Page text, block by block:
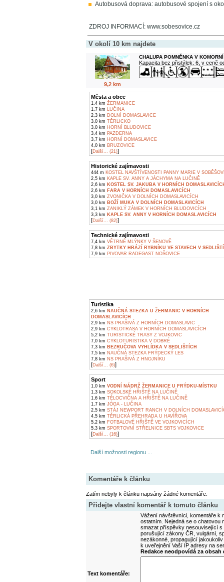
Autobusová doprava: autobusové spojení s
ZDROJ INFORMACÍ: www.sobesovice.cz
V okolí 10 km najdete
9,2 km
CHALUPA POMNĚNKA V
Kapacita bez přistýlek: 6, v ceně
Města a obce
1,4 km ŽERMANICE
1,7 km LUČINA
2,3 km DOLNÍ DOMASLAVICE
3,0 km TĚRLICKO
3,0 km HORNÍ BLUDOVICE
3,4 km PAZDERNA
3,7 km HORNÍ DOMASLAVICE
4,0 km BRUZOVICE
[Další... (21)]
Historické zajímavosti
444 m KOSTEL NAVŠTÍVENOSTI PANNY MARIE V
2,5 km KAPLE SV. ANNY A JÁCHYMA NA LUČINĚ
2,6 km KOSTEL SV. JAKUBA V HORNÍCH
2,6 km FARA V HORNÍCH DOMASLAVICÍCH
3,0 km ZVONIČKA V DOLNÍCH DOMASLAVICÍCH
3,0 km BOŽÍ MUKA V DOLNÍCH DOMASLAVICÍCH
3,1 km ZANIKLÝ ZÁMEK V HORNÍCH BLUDOVICÍCH
3,3 km KAPLE SV. ANNY V HORNÍCH DOMASLAVICÍCH
[Další... (82)]
Technické zajímavosti
7,4 km VĚTRNÉ MLÝNKY V ŠENOVĚ
7,8 km ZBYTKY HRÁZÍ RYBNÍKU VE STAVECH V
7,9 km PIVOVAR RADEGAST NOŠOVICE
Turistika
2,6 km NAUČNÁ STEZKA U ŽERMANIC V HORNÍCH
DOMASLAVICÍCH
2,9 km NS PRAŠIVÁ Z HORNÍCH DOMASLAVIC
2,9 km CYKLOTRASA V HORNÍCH DOMASLAVICÍCH
5,2 km TURISTICKÉ TRASY Z VOJKOVIC
7,0 km CYKLOTURISTIKA V DOBRÉ
7,3 km BEZRUČOVA VYHLÍDKA V SEDLIŠTÍCH
7,5 km NAUČNÁ STEZKA FRÝDECKÝ LES
7,8 km NS PRAŠIVÁ Z HNOJNÍKU
[Další... (6)]
Sport
1,0 km VODNÍ NÁDRŽ ŽERMANICE U FRÝDKU-MÍSTKU
1,3 km SOKOLSKÉ HŘIŠTĚ NA LUČINĚ
1,6 km TĚLOCVIČNA A HŘIŠTĚ NA LUČINĚ
1,7 km JÓGA - LUČINA
2,5 km STÁJ NEWPORT RANCH V DOLNÍCH
4,5 km TĚRLICKÁ PŘEHRADA U HAVÍŘOVA
5,2 km FOTBALOVÉ HŘIŠTĚ VE VOJKOVICÍCH
5,3 km SPORTOVNÍ STŘELNICE SBTS VOJKOVICE
[Další... (16)]
Další možnosti regionu ...
Komentáře k článku
Zatím nebyly k článku napsány žádné komentáře.
Přidejte vlastní komentář k tomuto článku
Vážení návštěvníci, komentáře k
ostatním. Nejedná se o
smazat příspěvky nesouvisející
porušující zákony ČR, vulgární,
nezákonné, propagující
k uveřejnění Vaší IP adresy na
Redakce neodpovídá za
Text komentáře: